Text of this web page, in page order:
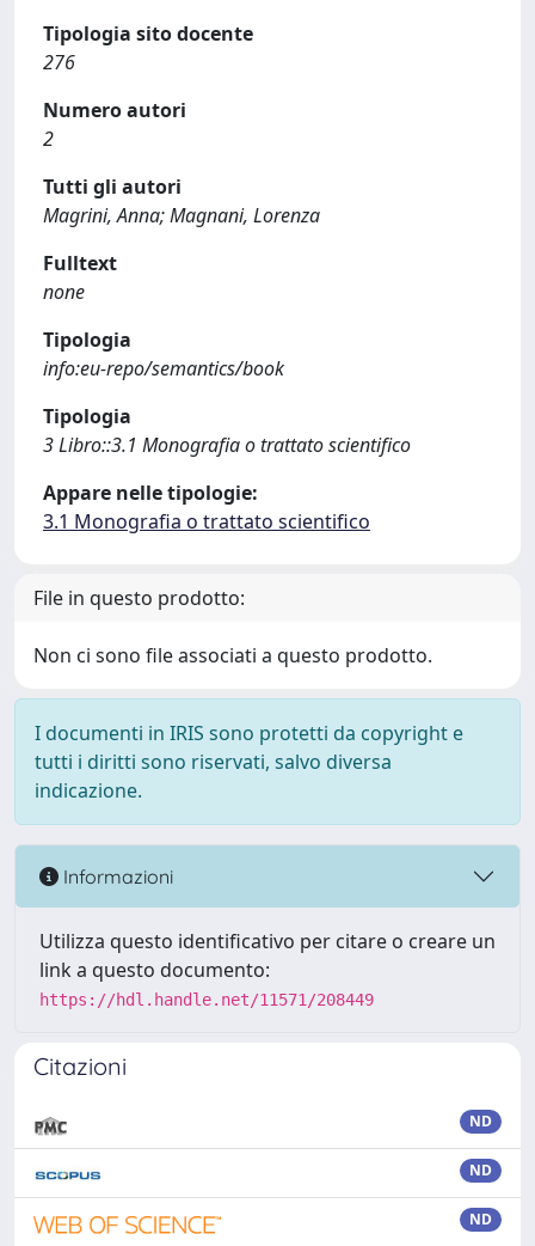
Tipologia sito docente
276
Numero autori
2
Tutti gli autori
Magrini, Anna; Magnani, Lorenza
Fulltext
none
Tipologia
info:eu-repo/semantics/book
Tipologia
3 Libro::3.1 Monografia o trattato scientifico
Appare nelle tipologie:
3.1 Monografia o trattato scientifico
File in questo prodotto:
Non ci sono file associati a questo prodotto.
I documenti in IRIS sono protetti da copyright e
tutti i diritti sono riservati, salvo diversa
indicazione.
Informazioni
Utilizza questo identificativo per citare o creare un
link a questo documento:
https://hdl.handle.net/11571/208449
Citazioni
ND
ND
ND